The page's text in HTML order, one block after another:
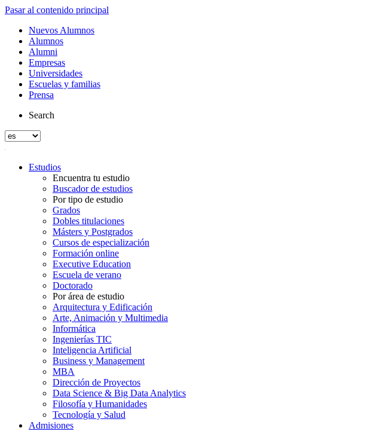
Pasar al contenido principal
Nuevos Alumnos
Alumnos
Alumni
Empresas
Universidades
Escuelas y familias
Prensa
Search
Estudios
Encuentra tu estudio
Buscador de estudios
Por tipo de estudio
Grados
Dobles titulaciones
Másters y Postgrados
Cursos de especialización
Formación online
Executive Education
Escuela de verano
Doctorado
Por área de estudio
Arquitectura y Edificación
Arte, Animación y Multimedia
Informática
Ingenierías TIC
Inteligencia Artificial
Business y Management
MBA
Dirección de Proyectos
Data Science & Big Data Analytics
Filosofía y Humanidades
Tecnología y Salud
Admisiones